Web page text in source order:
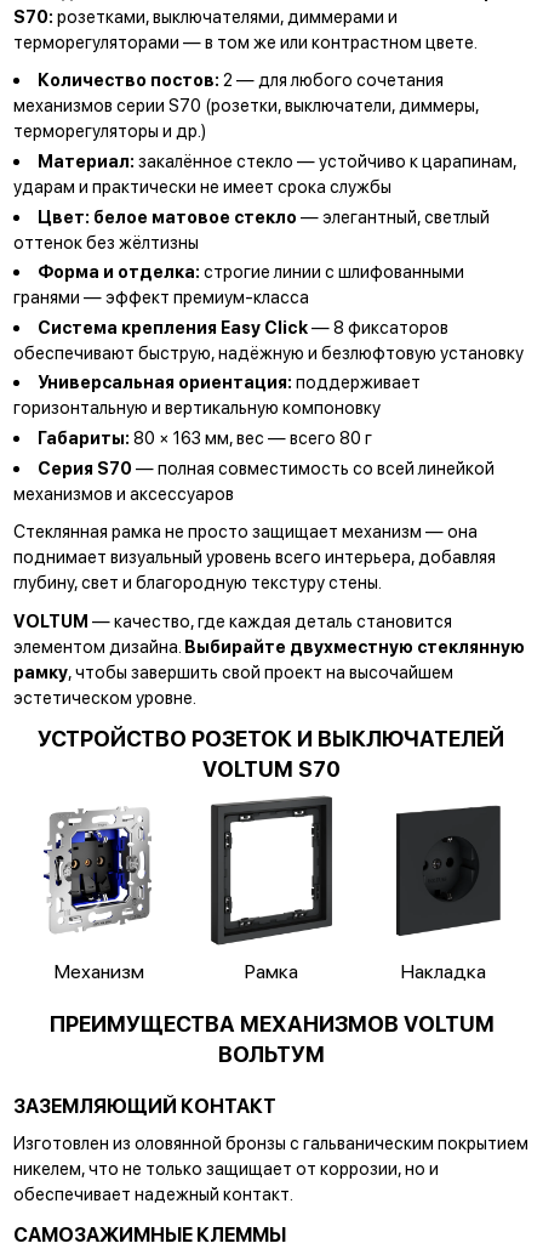
S70: розетками, выключателями, диммерами и
терморегуляторами — в том же или контрастном цвете.
Количество постов: 2 — для любого сочетания
механизмов серии S70 (розетки, выключатели, диммеры,
терморегуляторы и др.)
Материал: закалённое стекло — устойчиво к царапинам,
ударам и практически не имеет срока службы
Цвет: белое матовое стекло — элегантный, светлый
оттенок без жёлтизны
Форма и отделка: строгие линии с шлифованными
гранями — эффект премиум-класса
Система крепления Easy Click— 8 фиксаторов
обеспечивают быструю, надёжную и безлюфтовую установку
Универсальная ориентация:поддерживает
горизонтальную и вертикальную компоновку
Габариты: 80 × 163 мм, вес — всего 80 г
Серия S70 — полная совместимость со всей линейкой
механизмов и аксессуаров
Стеклянная рамка не просто защищает механизм — она
поднимает визуальный уровень всего интерьера, добавляя
глубину, свет и благородную текстуру стены.
VOLTUM — качество, где каждая деталь становится
элементом дизайна. Выбирайте двухместную стеклянную
рамку, чтобы завершить свой проект на высочайшем
эстетическом уровне.
УСТРОЙСТВО РОЗЕТОК И ВЫКЛЮЧАТЕЛЕЙ
VOLTUM S70
Механизм Рамка Накладка
ПРЕИМУЩЕСТВА МЕХАНИЗМОВ VOLTUM
ВОЛЬТУМ
ЗАЗЕМЛЯЮЩИЙ КОНТАКТ
Изготовлен из оловянной бронзы с гальваническим покрытием
никелем, что не только защищает от коррозии, но и
обеспечивает надежный контакт.
САМОЗАЖИМНЫЕ КЛЕММЫ